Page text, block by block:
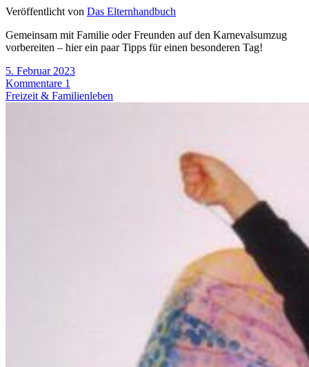
Veröffentlicht von Das Elternhandbuch
Gemeinsam mit Familie oder Freunden auf den Karnevalsumzug
vorbereiten – hier ein paar Tipps für einen besonderen Tag!
5. Februar 2023
Kommentare 1
Freizeit & Familienleben